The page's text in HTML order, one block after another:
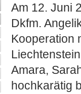
Am 12. Juni
Dkfm.
Kooperation
Amara,
hochkarätig